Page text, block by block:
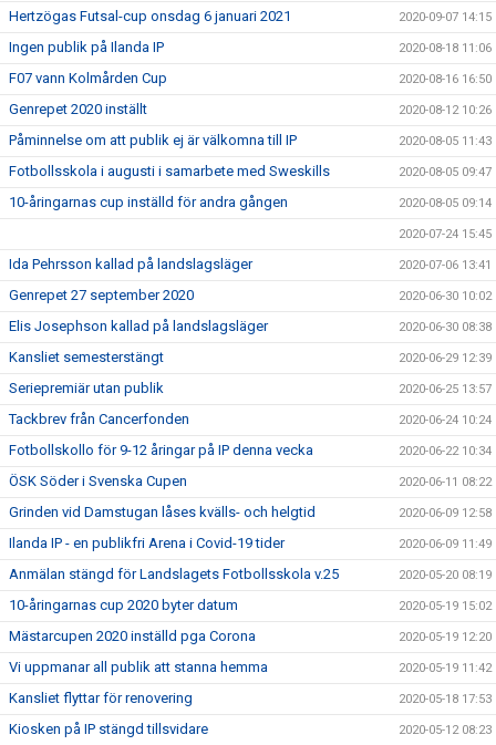
Hertzögas Futsal-cup onsdag 6 januari 2021 2020-09-07 14:15
Ingen publik på Ilanda IP 2020-08-18 11:06
F07 vann Kolmården Cup 2020-08-16 16:50
Genrepet 2020 inställt 2020-08-12 10:26
Påminnelse om att publik ej är välkomna till IP 2020-08-05 11:43
Fotbollsskola i augusti i samarbete med Sweskills 2020-08-05 09:47
10-åringarnas cup inställd för andra gången 2020-08-05 09:14
2020-07-24 15:45
Ida Pehrsson kallad på landslagsläger 2020-07-06 13:41
Genrepet 27 september 2020 2020-06-30 10:02
Elis Josephson kallad på landslagsläger 2020-06-30 08:38
Kansliet semesterstängt 2020-06-29 12:39
Seriepremiär utan publik 2020-06-25 13:57
Tackbrev från Cancerfonden 2020-06-24 10:24
Fotbollskollo för 9-12 åringar på IP denna vecka 2020-06-22 10:34
ÖSK Söder i Svenska Cupen 2020-06-11 08:22
Grinden vid Damstugan låses kvälls- och helgtid 2020-06-09 12:58
Ilanda IP - en publikfri Arena i Covid-19 tider 2020-06-09 11:49
Anmälan stängd för Landslagets Fotbollsskola v.25 2020-05-20 08:19
10-åringarnas cup 2020 byter datum 2020-05-19 15:02
Mästarcupen 2020 inställd pga Corona 2020-05-19 12:20
Vi uppmanar all publik att stanna hemma 2020-05-19 11:42
Kansliet flyttar för renovering 2020-05-18 17:53
Kiosken på IP stängd tillsvidare 2020-05-12 08:23